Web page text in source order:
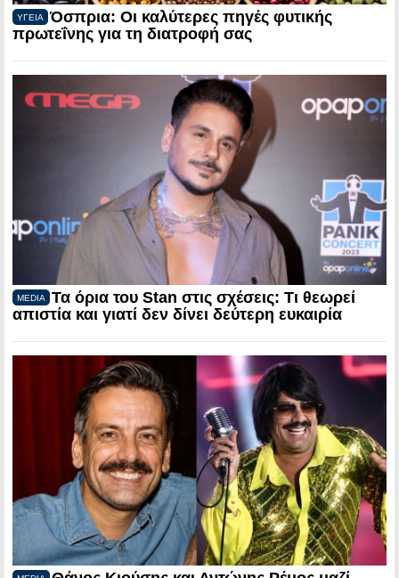
ΥΓΕΙΑ
Όσπρια: Οι καλύτερες πηγές φυτικής
πρωτεΐνης για τη διατροφή σας
MEDIA
Τα όρια του Stan στις σχέσεις: Τι θεωρεί
απιστία και γιατί δεν δίνει δεύτερη ευκαιρία